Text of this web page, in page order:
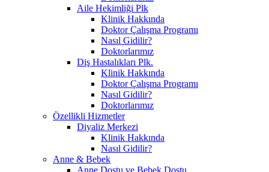
Aile Hekimliği Plk
Klinik Hakkında
Doktor Çalışma Programı
Nasıl Gidilir?
Doktorlarımız
Diş Hastalıkları Plk.
Klinik Hakkında
Doktor Çalışma Programı
Nasıl Gidilir?
Doktorlarımız
Özellikli Hizmetler
Diyaliz Merkezi
Klinik Hakkında
Nasıl Gidilir?
Anne & Bebek
Anne Dostu ve Bebek Dostu